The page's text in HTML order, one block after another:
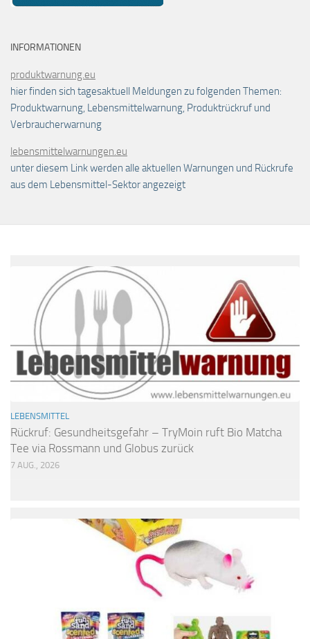
INFORMATIONEN
produktwarnung.eu
hier finden sich tagesaktuell Meldungen zu folgenden Themen:
Produktwarnung, Lebensmittelwarnung, Produktrückruf und
Verbraucherwarnung
lebensmittelwarnungen.eu
unter diesem Link werden alle aktuellen Warnungen und Rückrufe
aus dem Lebensmittel-Sektor angezeigt
LEBENSMITTEL
Rückruf: Gesundheitsgefahr – TryMoin ruft Bio Matcha
Tee via Rossmann und Globus zurück
7 AUG., 2026